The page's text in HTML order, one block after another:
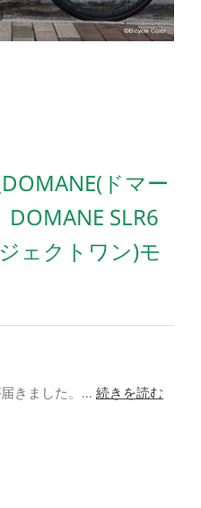
ドマー
SLR6
ェクトワン)モ
きました。... 続きを読む